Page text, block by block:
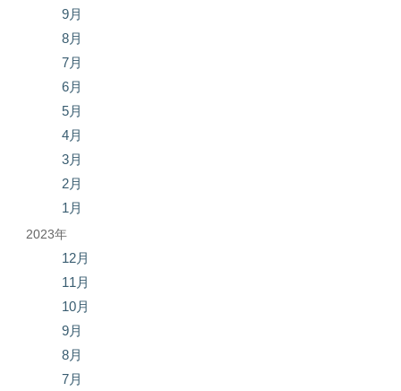
9月
8月
7月
6月
5月
4月
3月
2月
1月
2023年
12月
11月
10月
9月
8月
7月